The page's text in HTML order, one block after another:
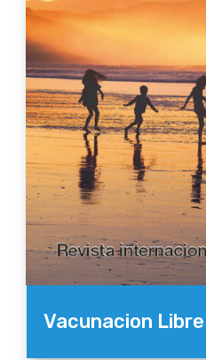
Vacunacion